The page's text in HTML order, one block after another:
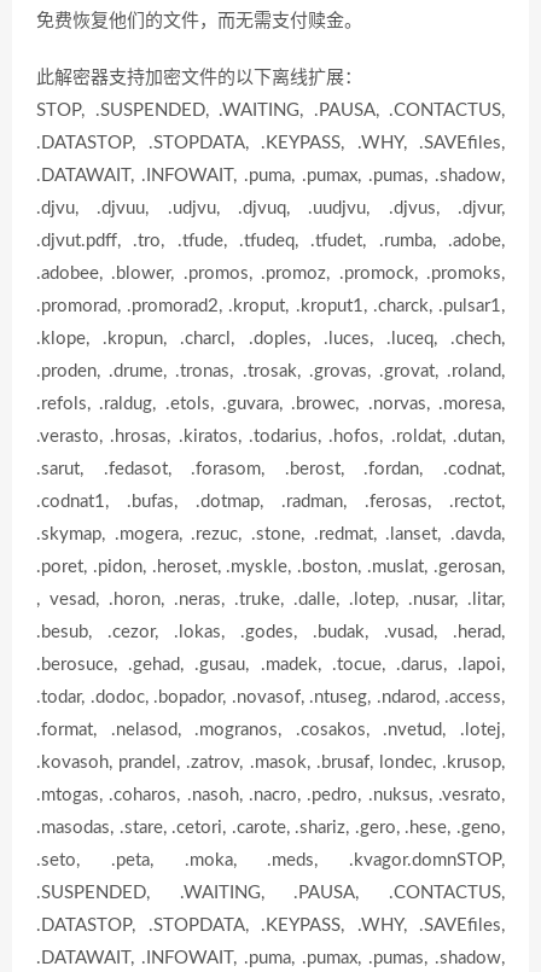
免费恢复他们的文件，而无需支付赎金。
此解密器支持加密文件的以下离线扩展：
STOP, .SUSPENDED, .WAITING, .PAUSA, .CONTACTUS,
.DATASTOP, .STOPDATA, .KEYPASS, .WHY, .SAVEfiles,
.DATAWAIT, .INFOWAIT, .puma, .pumax, .pumas, .shadow,
.djvu, .djvuu, .udjvu, .djvuq, .uudjvu, .djvus, .djvur,
.djvut.pdff, .tro, .tfude, .tfudeq, .tfudet, .rumba, .adobe,
.adobee, .blower, .promos, .promoz, .promock, .promoks,
.promorad, .promorad2, .kroput, .kroput1, .charck, .pulsar1,
.klope, .kropun, .charcl, .doples, .luces, .luceq, .chech,
.proden, .drume, .tronas, .trosak, .grovas, .grovat, .roland,
.refols, .raldug, .etols, .guvara, .browec, .norvas, .moresa,
.verasto, .hrosas, .kiratos, .todarius, .hofos, .roldat, .dutan,
.sarut, .fedasot, .forasom, .berost, .fordan, .codnat,
.codnat1, .bufas, .dotmap, .radman, .ferosas, .rectot,
.skymap, .mogera, .rezuc, .stone, .redmat, .lanset, .davda,
.poret, .pidon, .heroset, .myskle, .boston, .muslat, .gerosan,
, vesad, .horon, .neras, .truke, .dalle, .lotep, .nusar, .litar,
.besub, .cezor, .lokas, .godes, .budak, .vusad, .herad,
.berosuce, .gehad, .gusau, .madek, .tocue, .darus, .lapoi,
.todar, .dodoc, .bopador, .novasof, .ntuseg, .ndarod, .access,
.format, .nelasod, .mogranos, .cosakos, .nvetud, .lotej,
.kovasoh, prandel, .zatrov, .masok, .brusaf, londec, .krusop,
.mtogas, .coharos, .nasoh, .nacro, .pedro, .nuksus, .vesrato,
.masodas, .stare, .cetori, .carote, .shariz, .gero, .hese, .geno,
.seto, .peta, .moka, .meds, .kvagor.domnSTOP,
.SUSPENDED, .WAITING, .PAUSA, .CONTACTUS,
.DATASTOP, .STOPDATA, .KEYPASS, .WHY, .SAVEfiles,
.DATAWAIT, .INFOWAIT, .puma, .pumax, .pumas, .shadow,